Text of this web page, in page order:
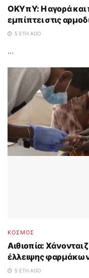
ΟΚΥπΥ: Η αγορά
εμπίπτει στις
5 ΈΤΗ AGO
...
ΚΟΣΜΟΣ
Αιθιοπία:
έλλειψης
5 ΈΤΗ AGO